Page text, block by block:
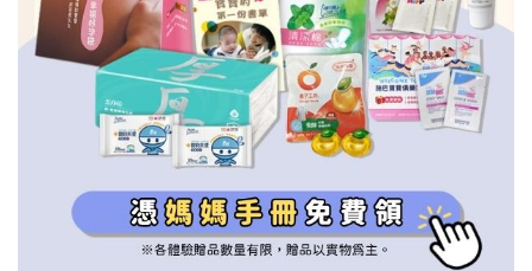
信誼基金會
2022信誼年度報告
2023信誼年度報告
附設幼兒園
小袋鼠幼師網